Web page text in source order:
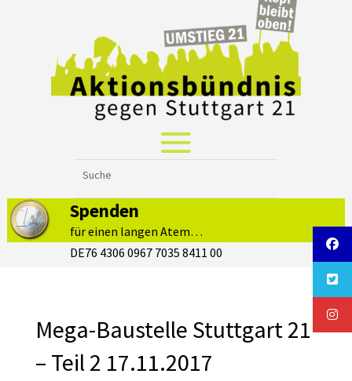
Spenden
für einen langen Atem…
DE76 4306 0967 7035 8411 00
Mega-Baustelle Stuttgart 21
– Teil 2 17.11.2017